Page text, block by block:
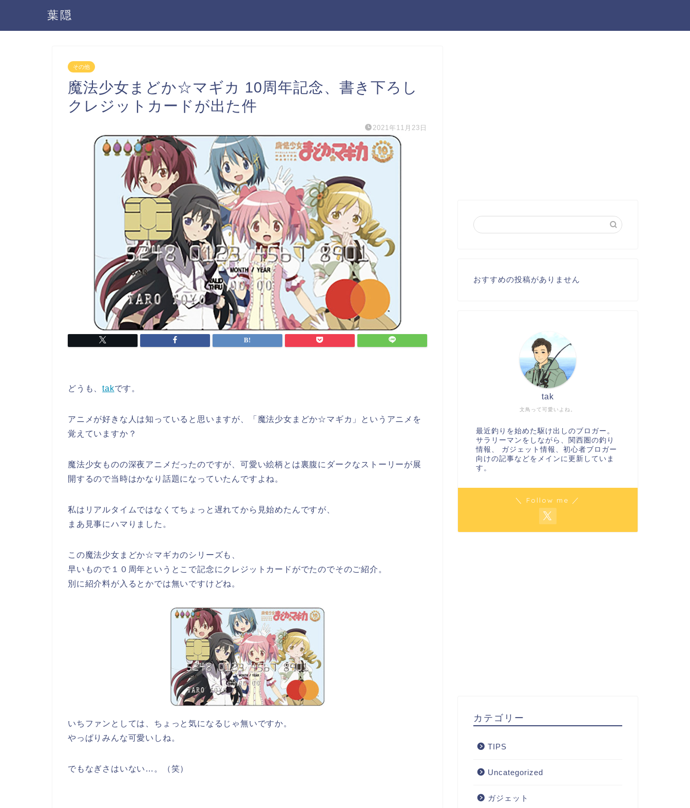
葉隠
その他
魔法少女まどか☆マギカ 10周年記念、書き下ろし
クレジットカードが出た件
2021年11月23日
どうも、takです。
アニメが好きな人は知っていると思いますが、「魔法少女まどか☆マギカ」というアニメを
覚えていますか？
魔法少女ものの深夜アニメだったのですが、可愛い絵柄とは裏腹にダークなストーリーが展
開するので当時はかなり話題になっていたんですよね。
私はリアルタイムではなくてちょっと遅れてから見始めたんですが、
まあ見事にハマりました。
この魔法少女まどか☆マギカのシリーズも、
早いもので１０周年というとこで記念にクレジットカードがでたのでそのご紹介。
別に紹介料が入るとかでは無いですけどね。
いちファンとしては、ちょっと気になるじゃ無いですか。
やっぱりみんな可愛いしね。
でもなぎさはいない…。（笑）
おすすめの投稿がありません
文鳥って可愛いよね。
tak
最近釣りを始めた駆け出しのブロガー。
サラリーマンをしながら、関西圏の釣り
情報、 ガジェット情報、初心者ブロガー
向けの記事などをメインに更新していま
す。
＼ Follow me ／
カテゴリー
TIPS
Uncategorized
ガジェット